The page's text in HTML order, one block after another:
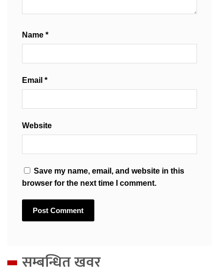
Name *
Email *
Website
Save my name, email, and website in this
browser for the next time I comment.
सम्बन्धित खवर